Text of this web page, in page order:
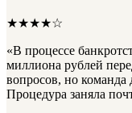
★★★★☆
«В процессе
миллиона рублей
вопросов, но команда
Процедура заняла